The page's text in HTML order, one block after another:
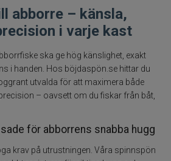
abborre – känsla,
i varje kast
ska ge hög känslighet, exakt
i handen. Hos böjdaspön.se hittar du
utvalda för att maximera både
– oavsett om du fiskar från båt,
för abborrens snabba hugg
krav på utrustningen. Våra spinnspön